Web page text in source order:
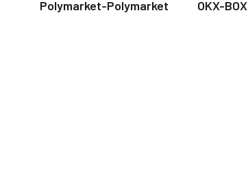
Polymarket-Polymarket OKX-BOX